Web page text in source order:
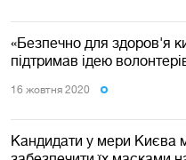
«Безпечно для здоров'я
підтримав ідею
16 жовтня 2020
Кандидати у мери Києва